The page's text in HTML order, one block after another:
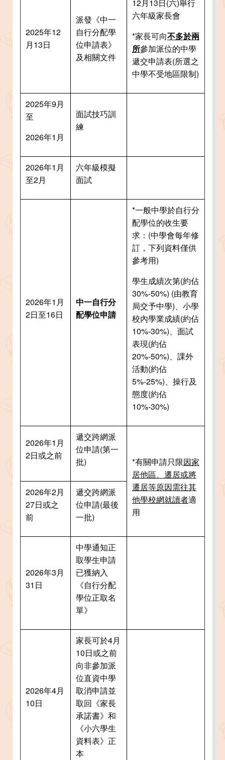
2025年12
月13日
派發《中一
自行分配學
位申請表》
及相關文件
12月13日(六)舉行
六年級家長會
*家長可向不多於兩
所參加派位的中學
遞交申請表(所選之
中學不受地區限制)
2025年9月
至
2026年1月
面試技巧訓
練
2026年1月
至2月
六年級模擬
面試
2026年1月
2日至16日
中一自行分
配學位申請
*一般中學於自行分
配學位的收生要
求：(中學會每年修
訂，下列資料僅供
參考用)
學生成績次第(約佔
30%-50%) (由教育
局交予中學)、小學
校內學業成績(約佔
10%-30%)、面試
表現(約佔
20%-50%)、課外
活動(約佔
5%-25%)、操行及
態度(約佔
10%-30%)
2026年1月
2日或之前
遞交跨網派
位申請(第一
批)
*有關申請只限因家
居他區、遷居或將
遷居等原因需往其
他學校網就讀者適
用
2026年2月
27日或之
前
遞交跨網派
位申請(最後
一批)
2026年3月
31日
中學通知正
取學生申請
已獲納入
《自行分配
學位正取名
單》
2026年4月
10日
家長可於4月
10日或之前
向非參加派
位直資中學
取消申請並
取回《家長
承諾書》和
《小六學生
資料表》正
本